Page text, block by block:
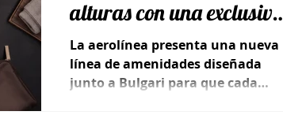
alturas con una exclusiva
colección de neceseres
La aerolínea presenta una nueva
línea de amenidades diseñada
junto a Bulgari para que cada